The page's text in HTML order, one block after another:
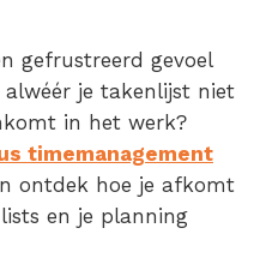
gefrustreerd gevoel
je takenlijst niet
in het werk?
timemanagement
ontdek hoe je afkomt
en je planning